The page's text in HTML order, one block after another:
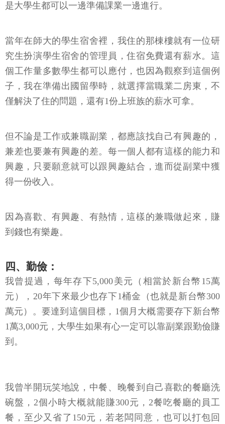
是大學生都可以一邊準備課業一邊進行。
當年在師大的學生宿舍裡，我住的那棟樓就有一位研
究生扮演學生宿舍的管理員，住宿免費還有薪水。這
個工作量多數學生都可以應付，也因為觀察到這個例
子，我在準備出國留學時，就選擇當職業二房東，不
僅解決了住的問題，還有1份上班族的薪水可拿。
但不論是工作或兼職副業，都應該找自己有興趣的，
兼差也要兼有興趣的差。每一個人都有這樣的能力和
興趣，只要願意就可以跟興趣結合，進而從副業中獲
得一份收入。
因為喜歡、有興趣、有熱情，這樣的兼職做起來，賺
到錢也有樂趣。
四、勤儉：
我曾提過，每年存下5,000美元（相當於新台幣15萬
元），20年下來最少也存下1桶金（也就是新台幣300
萬元）。要達到這個目標，1個月大概需要存下新台幣
1萬3,000元，大學生如果有心一定可以靠副業跟勤儉賺
到。
我曾半開玩笑地說，中餐、晚餐到自己喜歡的餐廳洗
碗盤，2個小時大概就能賺300元，2餐吃餐廳的員工
餐，至少又省了150元，若老闆同意，也可以打包回